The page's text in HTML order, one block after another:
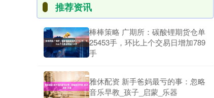
推荐资讯
棒棒策略 广期所：碳酸锂期货仓单
25453手，环比上个交易日增加789
手
雅休配资 新手爸妈最亏的事：忽略
音乐早教_孩子_启蒙_乐器